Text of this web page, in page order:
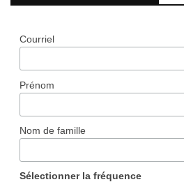
Courriel
Prénom
Nom de famille
Sélectionner la fréquence